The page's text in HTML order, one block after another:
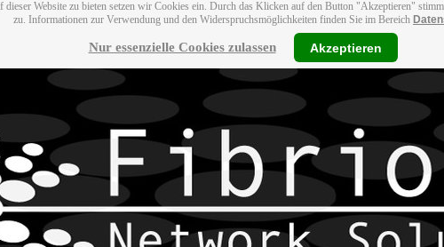
dieser Website zu bieten setzen wir Cookies ein. Durch das Klicken auf den Button "Akzeptieren"
zu. Informationen zur Verwendung und den Widerspruchsmöglichkeiten finden Sie im Bereich
Nur essenzielle Cookies zulassen Akzeptieren